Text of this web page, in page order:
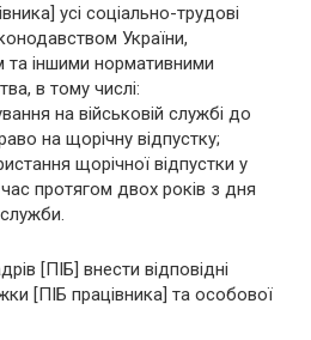
усі соціально-трудові
України,
іншими нормативними
в тому числі:
на військовій службі до
на щорічну відпустку;
щорічної відпустки у
протягом двох років з дня
[ПІБ] внести відповідні
[ПІБ працівника] та особової